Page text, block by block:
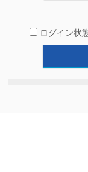
ログイン状